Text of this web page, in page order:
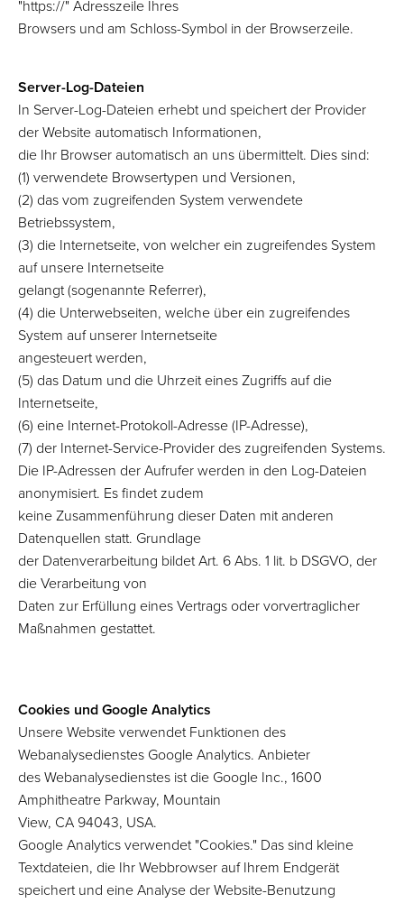
"https://" Adresszeile Ihres
Browsers und am Schloss-Symbol in der Browserzeile.
Server-Log-Dateien
In Server-Log-Dateien erhebt und speichert der Provider
der Website automatisch Informationen,
die Ihr Browser automatisch an uns übermittelt. Dies sind:
(1) verwendete Browsertypen und Versionen,
(2) das vom zugreifenden System verwendete
Betriebssystem,
(3) die Internetseite, von welcher ein zugreifendes System
auf unsere Internetseite
gelangt (sogenannte Referrer),
(4) die Unterwebseiten, welche über ein zugreifendes
System auf unserer Internetseite
angesteuert werden,
(5) das Datum und die Uhrzeit eines Zugriffs auf die
Internetseite,
(6) eine Internet-Protokoll-Adresse (IP-Adresse),
(7) der Internet-Service-Provider des zugreifenden Systems.
Die IP-Adressen der Aufrufer werden in den Log-Dateien
anonymisiert. Es findet zudem
keine Zusammenführung dieser Daten mit anderen
Datenquellen statt. Grundlage
der Datenverarbeitung bildet Art. 6 Abs. 1 lit. b DSGVO, der
die Verarbeitung von
Daten zur Erfüllung eines Vertrags oder vorvertraglicher
Maßnahmen gestattet.
Cookies und Google Analytics
Unsere Website verwendet Funktionen des
Webanalysedienstes Google Analytics. Anbieter
des Webanalysedienstes ist die Google Inc., 1600
Amphitheatre Parkway, Mountain
View, CA 94043, USA.
Google Analytics verwendet "Cookies." Das sind kleine
Textdateien, die Ihr Webbrowser auf Ihrem Endgerät
speichert und eine Analyse der Website-Benutzung